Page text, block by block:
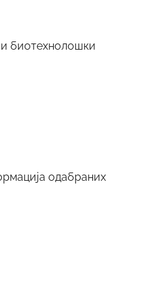
биотехнолошки
одабраних